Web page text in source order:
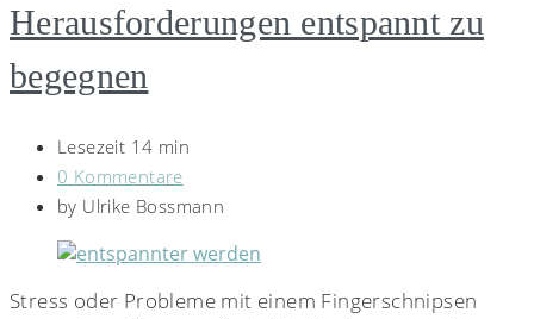
Herausforderungen entspannt zu
begegnen
Lesezeit 14 min
0 Kommentare
by Ulrike Bossmann
Stress oder Probleme mit einem Fingerschnipsen